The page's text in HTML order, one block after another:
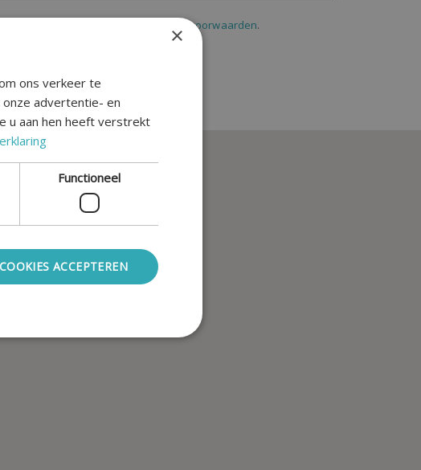
privacyvoorwaarden.
×
ons verkeer te
advertentie- en
u aan hen heeft verstrekt
Functioneel
COOKIES ACCEPTEREN